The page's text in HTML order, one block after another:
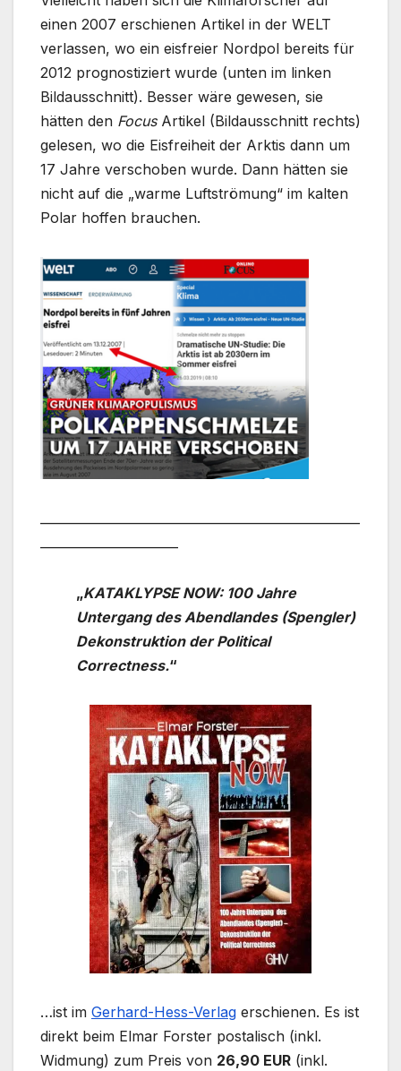
einen 2007 erschienen Artikel in der WELT
verlassen, wo ein eisfreier Nordpol bereits für
2012 prognostiziert wurde (unten im linken
Bildausschnitt). Besser wäre gewesen, sie
hätten den Focus Artikel (Bildausschnitt rechts)
gelesen, wo die Eisfreiheit der Arktis dann um
17 Jahre verschoben wurde. Dann hätten sie
nicht auf die „warme Luftströmung“ im kalten
Polar hoffen brauchen.
„KATAKLYPSE NOW: 100 Jahre
Untergang des Abendlandes (Spengler)
Dekonstruktion der Political
Correctness.“
…ist im Gerhard-Hess-Verlag erschienen. Es ist
direkt beim Elmar Forster postalisch (inkl.
Widmung) zum Preis von 26,90 EUR (inkl.